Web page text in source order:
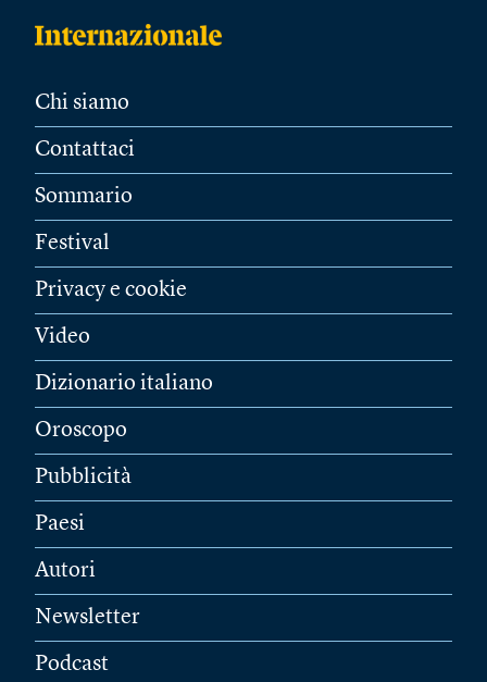
Chi siamo
Contattaci
Sommario
Festival
Privacy e cookie
Video
Dizionario italiano
Oroscopo
Pubblicità
Paesi
Autori
Newsletter
Podcast